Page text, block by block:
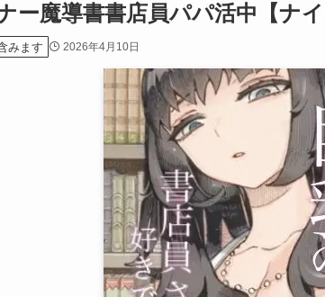
ー魔導書書店員パパ活中【ナイ
みます 2026年4月10日